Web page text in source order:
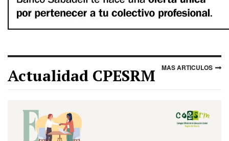
Actualidad CPESRM MAS ARTICULOS